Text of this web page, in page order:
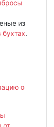
из
.
о